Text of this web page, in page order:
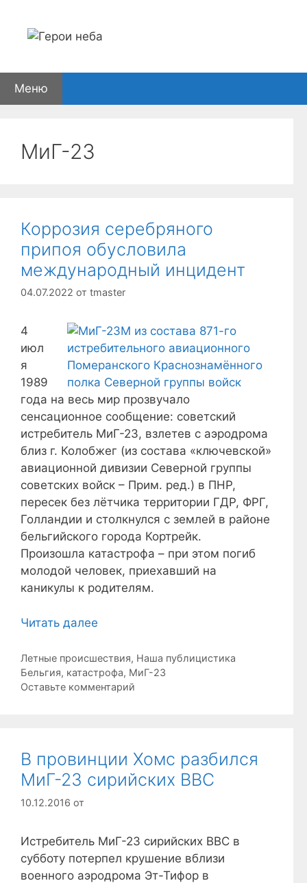
содержимому
Меню
МиГ-23
Коррозия серебряного
припоя обусловила
международный инцидент
04.07.2022 от tmaster
4
июл
я
1989
года на весь мир прозвучало
сенсационное сообщение: советский
истребитель МиГ-23, взлетев с аэродрома
близ г. Колобжег (из состава «ключевской»
авиационной дивизии Северной группы
советских войск – Прим. ред.) в ПНР,
пересек без лётчика территории ГДР, ФРГ,
Голландии и столкнулся с землей в районе
бельгийского города Кортрейк.
Произошла катастрофа – при этом погиб
молодой человек, приехавший на
каникулы к родителям.
Читать далее
Рубрики
Летные происшествия, Наша публицистика
Метки
Бельгия, катастрофа, МиГ-23
Оставьте комментарий
В провинции Хомс разбился
МиГ-23 сирийских ВВС
10.12.2016 от
Истребитель МиГ-23 сирийских ВВС в
субботу потерпел крушение вблизи
военного аэродрома Эт-Тифор в